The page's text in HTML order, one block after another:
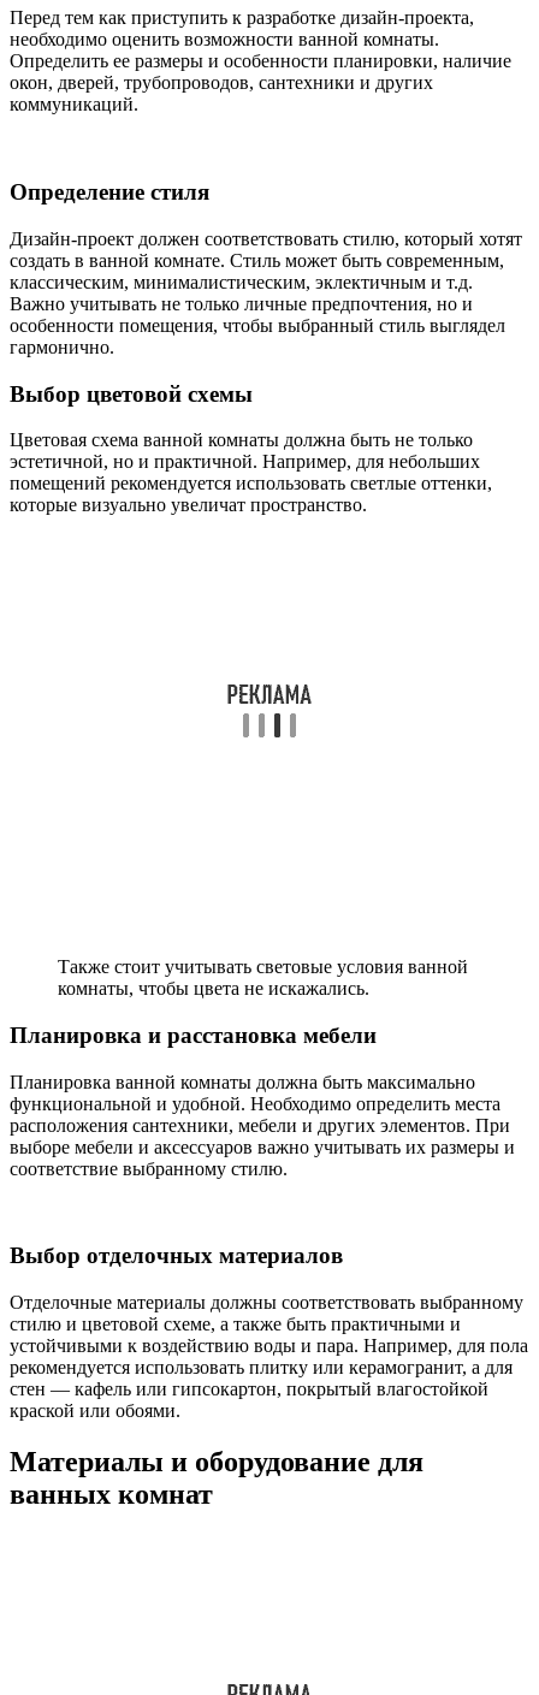
Перед тем как приступить к разработке дизайн-проекта,
необходимо оценить возможности ванной комнаты.
Определить ее размеры и особенности планировки, наличие
окон, дверей, трубопроводов, сантехники и других
коммуникаций.
Определение стиля
Дизайн-проект должен соответствовать стилю, который хотят
создать в ванной комнате. Стиль может быть современным,
классическим, минималистическим, эклектичным и т.д.
Важно учитывать не только личные предпочтения, но и
особенности помещения, чтобы выбранный стиль выглядел
гармонично.
Выбор цветовой схемы
Цветовая схема ванной комнаты должна быть не только
эстетичной, но и практичной. Например, для небольших
помещений рекомендуется использовать светлые оттенки,
которые визуально увеличат пространство.
Также стоит учитывать световые условия ванной
комнаты, чтобы цвета не искажались.
Планировка и расстановка мебели
Планировка ванной комнаты должна быть максимально
функциональной и удобной. Необходимо определить места
расположения сантехники, мебели и других элементов. При
выборе мебели и аксессуаров важно учитывать их размеры и
соответствие выбранному стилю.
Выбор отделочных материалов
Отделочные материалы должны соответствовать выбранному
стилю и цветовой схеме, а также быть практичными и
устойчивыми к воздействию воды и пара. Например, для пола
рекомендуется использовать плитку или керамогранит, а для
стен — кафель или гипсокартон, покрытый влагостойкой
краской или обоями.
Материалы и оборудование для
ванных комнат